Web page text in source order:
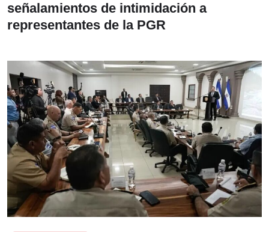
señalamientos de intimidación a
representantes de la PGR